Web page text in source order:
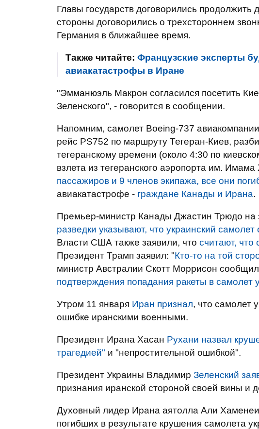
Главы государств договорились продолжить
стороны договорились о трехстороннем
Германия в ближайшее время.
Также читайте: Французские эксперты
авиакатастрофы в Иране
"Эмманюэль Макрон согласился посетить
Зеленского", - говорится в сообщении.
Напомним, самолет Boeing-737
рейс PS752 по маршруту Тегеран-Киев,
тегеранскому времени (около 4:30 по
взлета из тегеранского аэропорта им.
пассажиров и 9 членов экипажа, все они
авиакатастрофе - граждане Канады и Ирана.
Премьер-министр Канады Джастин Трюдо на
разведки указывают, что украинский
Власти США также заявили, что считают,
Президент Трамп заявил: "Кто-то на той
министр Австралии Скотт Моррисон
подтверждения попадания ракеты в самолет
Утром 11 января Иран признал, что самолет
ошибке иранскими военными.
Президент Ирана Хасан Рухани назвал
трагедией" и "непростительной ошибкой".
Президент Украины Владимир Зеленский
признания иранской стороной своей вины и
Духовный лидер Ирана аятолла Али
погибших в результате крушения самолета